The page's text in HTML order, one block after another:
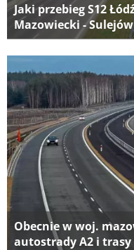
Jaki przebieg S12
Mazowiecki -
Obecnie w woj.
autostrady A2 i trasy